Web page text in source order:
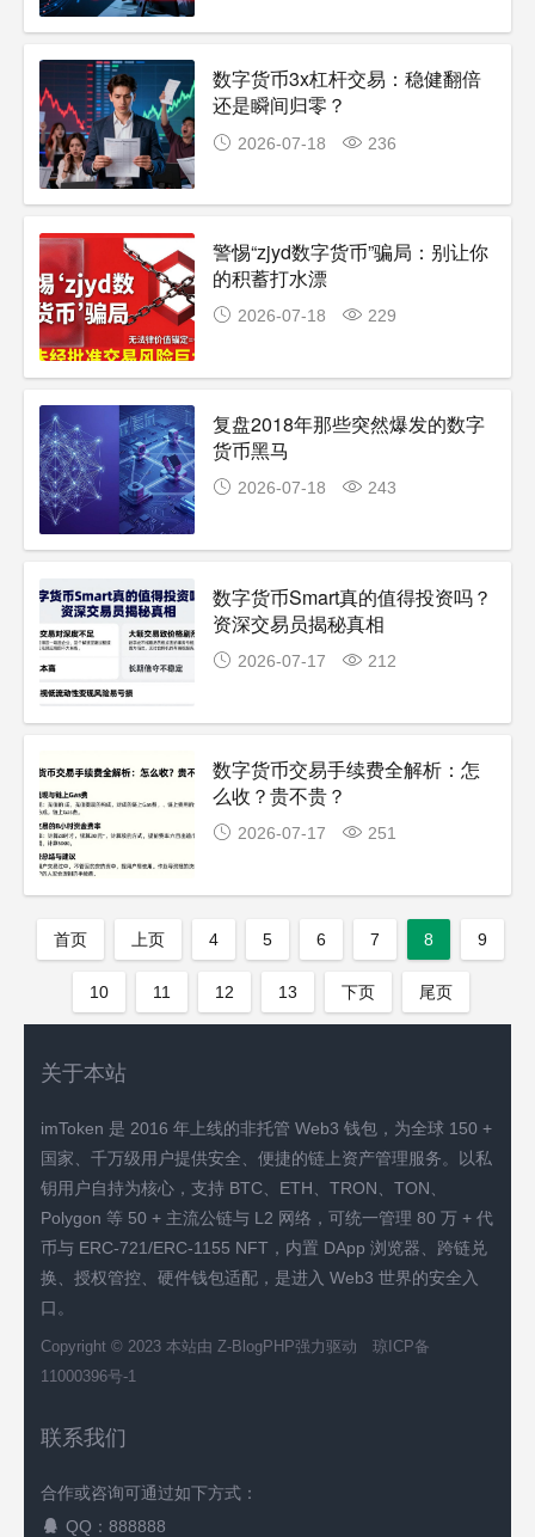
数字货币3x杠杆交易：稳健翻倍
还是瞬间归零？
2026-07-18 236
警惕“zjyd数字货币”骗局：别让你
的积蓄打水漂
2026-07-18 229
复盘2018年那些突然爆发的数字
货币黑马
2026-07-18 243
数字货币Smart真的值得投资吗？
资深交易员揭秘真相
2026-07-17 212
数字货币交易手续费全解析：怎
么收？贵不贵？
2026-07-17 251
首页 上页 4 5 6 7 8 9
10 11 12 13 下页 尾页
关于本站
imToken 是 2016 年上线的非托管 Web3 钱包，为全球 150 +
国家、千万级用户提供安全、便捷的链上资产管理服务。以私
钥用户自持为核心，支持 BTC、ETH、TRON、TON、
Polygon 等 50 + 主流公链与 L2 网络，可统一管理 80 万 + 代
币与 ERC-721/ERC-1155 NFT，内置 DApp 浏览器、跨链兑
换、授权管控、硬件钱包适配，是进入 Web3 世界的安全入
口。
Copyright © 2023 本站由 Z-BlogPHP强力驱动
琼ICP备
11000396号-1
联系我们
合作或咨询可通过如下方式：
QQ：888888